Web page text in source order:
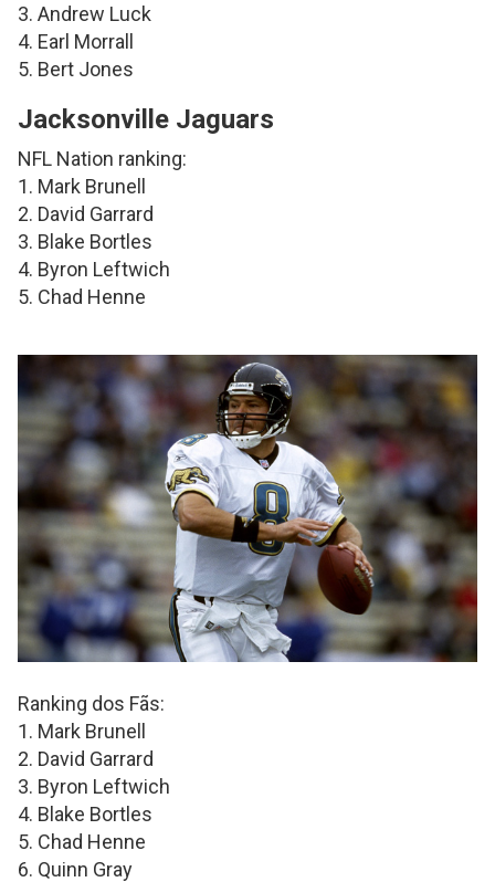
3. Andrew Luck
4. Earl Morrall
5. Bert Jones
Jacksonville Jaguars
NFL Nation ranking:
1. Mark Brunell
2. David Garrard
3. Blake Bortles
4. Byron Leftwich
5. Chad Henne
Ranking dos Fãs:
1. Mark Brunell
2. David Garrard
3. Byron Leftwich
4. Blake Bortles
5. Chad Henne
6. Quinn Gray